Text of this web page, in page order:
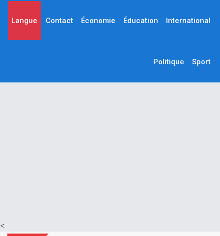
<
Langue Contact Économie Éducation International
Politique Sport